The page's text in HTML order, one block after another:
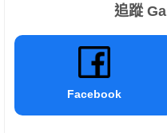
追蹤
Facebook